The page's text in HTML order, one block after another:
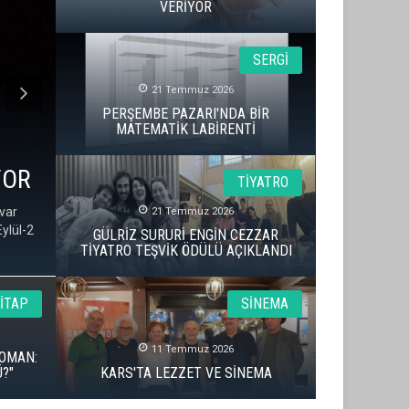
FİNALİSTLERİ AÇIKLANDI
bu yıl ilk kez düzenlenecek Çatalca Film
başvurunun değerlendirildiği yarışmada kazananlar,
Töreni'nde açıklanacak.
VERİYOR
SERGİ
21 Temmuz 2026
PERŞEMBE PAZARI'NDA BİR
MATEMATİK LABİRENTİ
TİYATRO
21 Temmuz 2026
GÜLRİZ SURURİ ENGİN CEZZAR
TİYATRO TEŞVİK ÖDÜLÜ AÇIKLANDI
SİNEMA
11 Temmuz 2026
KARS'TA LEZZET VE SİNEMA